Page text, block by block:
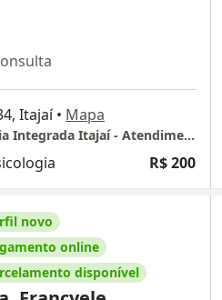
Itajaí • Mapa
Giulia Morais Psicologia Integrada Itajaí - Atendimento Online
R$ 200
novo
online
disponível